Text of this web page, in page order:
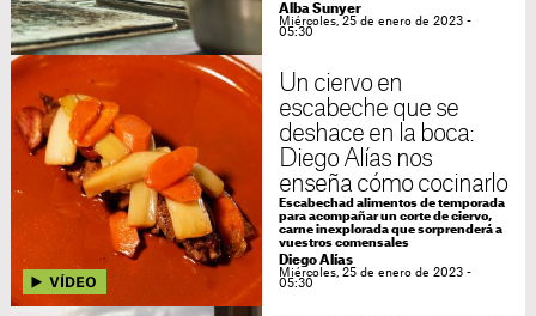
Alba Sunyer
Miércoles, 25 de enero de 2023 -
05:30
Un ciervo en
escabeche que se
deshace en la boca:
Diego Alías nos
enseña cómo cocinarlo
Escabechad alimentos de temporada
para acompañar un corte de ciervo,
carne inexplorada que sorprenderá a
vuestros comensales
Diego Alías
Miércoles, 25 de enero de 2023 -
05:30